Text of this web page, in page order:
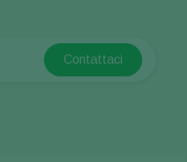
Koppert Global
Contattaci